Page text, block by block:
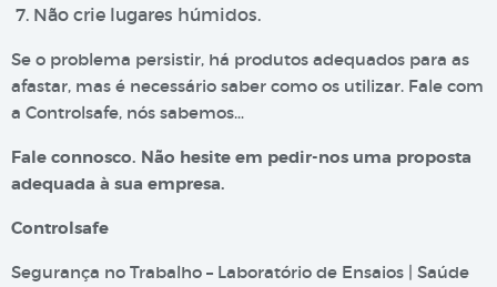
Não crie lugares húmidos.
Se o problema persistir, há produtos adequados para as
afastar, mas é necessário saber como os utilizar. Fale com
a Controlsafe, nós sabemos…
Fale connosco. Não hesite em pedir-nos uma proposta
adequada à sua empresa.
Controlsafe
Segurança no Trabalho – Laboratório de Ensaios | Saúde